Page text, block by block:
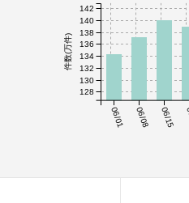
06/01 06/08 06/15
件数(万件)
128
130
132
134
136
138
140
142